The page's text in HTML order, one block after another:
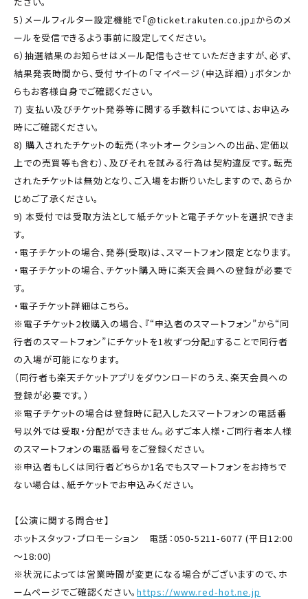
5）メールフィルター設定機能で『@ticket.rakuten.co.jp』からのメ
ールを受信できるよう事前に設定してください｡
6）抽選結果のお知らせはメール配信もさせていただきますが、必ず、
結果発表時間から、受付サイトの「マイページ（申込詳細）｣ボタンか
らもお客様自身でご確認ください。
7) 支払い及びチケット発券等に関する手数料については、お申込み
時にご確認ください。
8) 購入されたチケットの転売（ネットオークションへの出品、定価以
上での売買等も含む）、及びそれを試みる行為は契約違反です。転売
されたチケットは無効となり、ご入場をお断りいたしますので、あらか
じめご了承ください。
9) 本受付では受取方法として紙チケットと電子チケットを選択できま
す。
・電子チケットの場合、発券(受取)は、スマートフォン限定となります。
・電子チケットの場合、チケット購入時に楽天会員への登録が必要で
す。
・電子チケット詳細はこちら。
※電子チケット2枚購入の場合、『“申込者のスマートフォン”から“同
行者のスマートフォン”にチケットを1枚ずつ分配』することで同行者
の入場が可能になります。
（同行者も楽天チケットアプリをダウンロードのうえ、楽天会員への
登録が必要です。）
※電子チケットの場合は登録時に記入したスマートフォンの電話番
号以外では受取・分配ができません。必ずご本人様・ご同行者本人様
のスマートフォンの電話番号をご登録ください。
※申込者もしくは同行者どちらか1名でもスマートフォンをお持ちで
ない場合は、紙チケットでお申込みください。
【公演に関する問合せ】
ホットスタッフ・プロモーション 電話：050-5211-6077 (平日12:00
～18:00)
※状況によっては営業時間が変更になる場合がございますので、ホ
ームページでご確認ください。 https://www.red-hot.ne.jp